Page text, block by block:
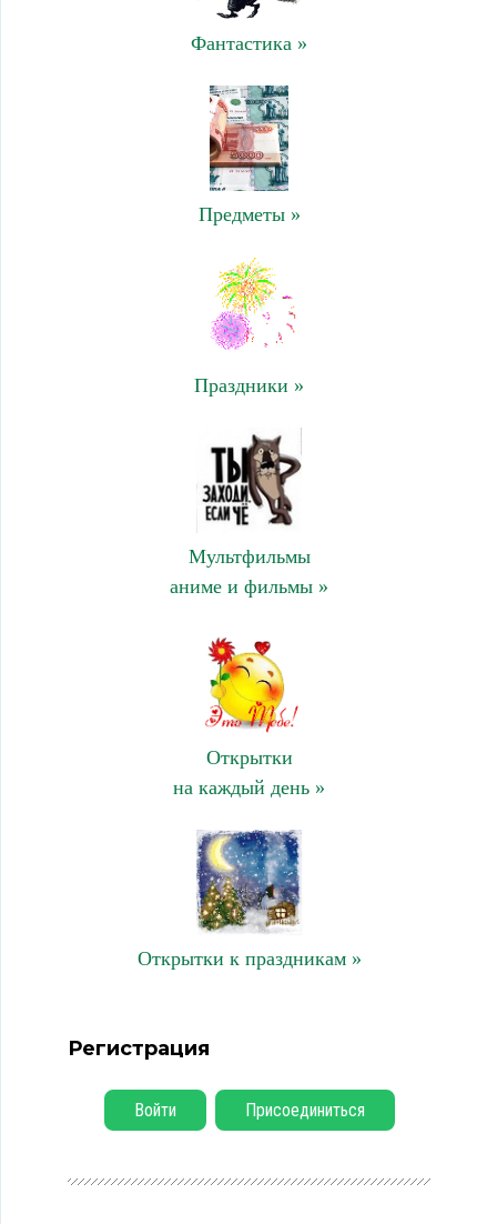
Фантастика »
Предметы »
Праздники »
Мультфильмы
аниме и фильмы »
Открытки
на каждый день »
Открытки к праздникам »
Регистрация
Войти Присоединиться